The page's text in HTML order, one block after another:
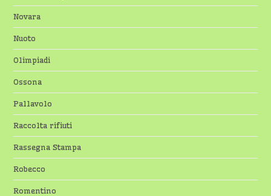
Novara
Nuoto
Olimpiadi
Ossona
Pallavolo
Raccolta rifiuti
Rassegna Stampa
Robecco
Romentino